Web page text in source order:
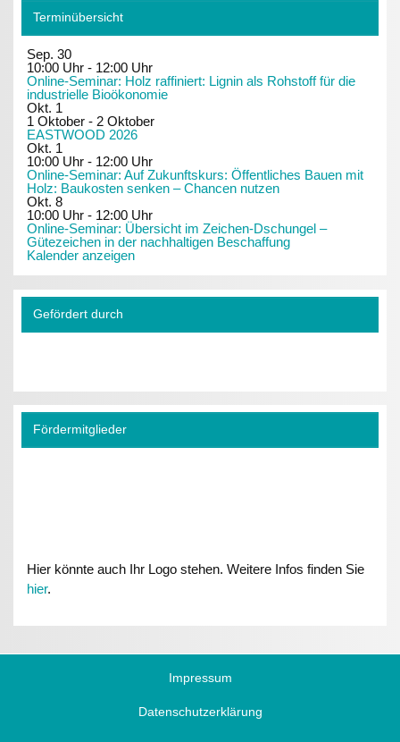
Terminübersicht
Sep.30
10:00 Uhr - 12:00 Uhr
Online-Seminar: Holz raffiniert: Lignin als Rohstoff für die
industrielle Bioökonomie
Okt. 1
1 Oktober - 2 Oktober
EASTWOOD 2026
Okt. 1
10:00 Uhr - 12:00 Uhr
Online-Seminar: Auf Zukunftskurs: Öffentliches Bauen mit
Holz: Baukosten senken – Chancen nutzen
Okt.8
10:00 Uhr - 12:00 Uhr
Online-Seminar: Übersicht im Zeichen-Dschungel –
Gütezeichen in der nachhaltigen Beschaffung
Kalender anzeigen
Gefördert durch
Fördermitglieder
Hier könnte auch Ihr Logo stehen. Weitere Infos finden Sie
hier.
Impressum
Datenschutzerklärung